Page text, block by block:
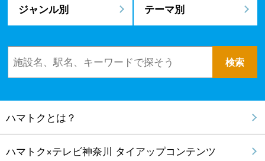
ジャンル別 テーマ別
ハマトクとは？
ハマトク×テレビ神奈川 タイアップコンテンツ